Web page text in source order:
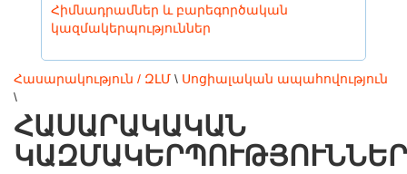
Հիմնադրամներ և բարեգործական
կազմակերպություններ
Հասարակություն / ԶԼՄ \ Սոցիալական ապահովություն
\
ՀԱՍԱՐԱԿԱԿԱՆ
ԿԱԶՄԱԿԵՐՊՈՒԹՅՈՒՆՆԵՐ